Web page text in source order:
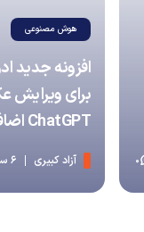
0
هوش مصنوعی
برای ویرایش
ChatGPT اضافه شد
آزاد کبیری 6 ساعت قبل